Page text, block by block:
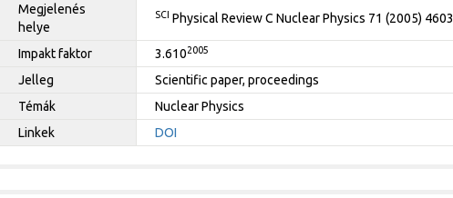
Megjelenés
helye
SCI Physical Review C Nuclear Physics 71 (2005) 4603
Impakt faktor 3.6102005
Jelleg
Scientific paper, proceedings
Témák
Nuclear Physics
Linkek
DOI